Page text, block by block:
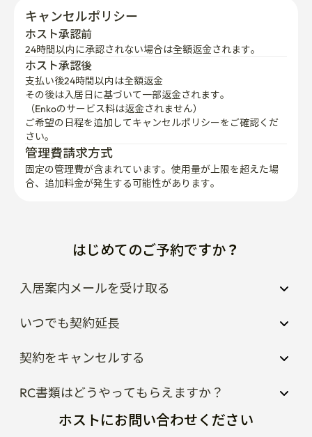
キャンセルポリシー
ホスト承認前
24時間以内に承認されない場合は全額返金されます。
ホスト承認後
支払い後24時間以内は全額返金
その後は入居日に基づいて一部返金されます。
（Enkoのサービス料は返金されません）
ご希望の日程を追加してキャンセルポリシーをご確認くだ
さい。
管理費請求方式
固定の管理費が含まれています。使用量が上限を超えた場
合、追加料金が発生する可能性があります。
はじめてのご予約ですか？
入居案内メールを受け取る
いつでも契約延長
契約をキャンセルする
RC書類はどうやってもらえますか？
ホストにお問い合わせください